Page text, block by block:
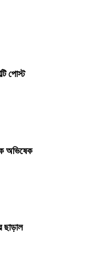
পোস্ট
অভিষেক
ছাড়াল